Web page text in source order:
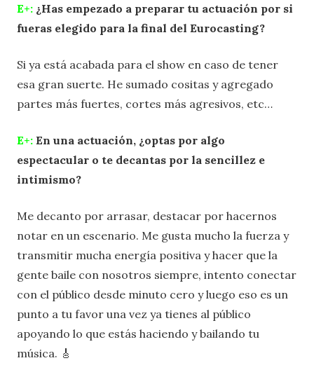
E+: ¿Has empezado a preparar tu actuación por si
fueras elegido para la final del Eurocasting?
Si ya está acabada para el show en caso de tener
esa gran suerte. He sumado cositas y agregado
partes más fuertes, cortes más agresivos, etc…
E+: En una actuación, ¿optas por algo
espectacular o te decantas por la sencillez e
intimismo?
Me decanto por arrasar, destacar por hacernos
notar en un escenario. Me gusta mucho la fuerza y
transmitir mucha energía positiva y hacer que la
gente baile con nosotros siempre, intento conectar
con el público desde minuto cero y luego eso es un
punto a tu favor una vez ya tienes al público
apoyando lo que estás haciendo y bailando tu
música. 🎸